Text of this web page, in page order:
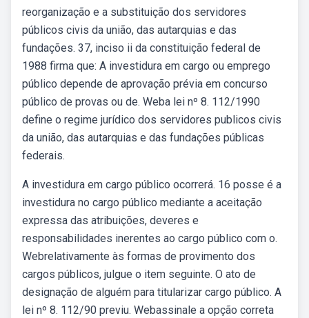
reorganização e a substituição dos servidores
públicos civis da união, das autarquias e das
fundações. 37, inciso ii da constituição federal de
1988 firma que: A investidura em cargo ou emprego
público depende de aprovação prévia em concurso
público de provas ou de. Weba lei nº 8. 112/1990
define o regime jurídico dos servidores publicos civis
da união, das autarquias e das fundações públicas
federais.
A investidura em cargo público ocorrerá. 16 posse é a
investidura no cargo público mediante a aceitação
expressa das atribuições, deveres e
responsabilidades inerentes ao cargo público com o.
Webrelativamente às formas de provimento dos
cargos públicos, julgue o item seguinte. O ato de
designação de alguém para titularizar cargo público. A
lei nº 8. 112/90 previu. Webassinale a opção correta